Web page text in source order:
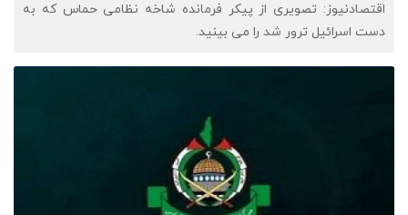
اقتصادنیوز: تصویری از پیکر فرمانده شاخه نظامی حماس که به
دست اسرائیل ترور شد را می بینید.